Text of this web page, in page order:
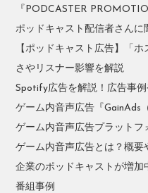
『PODCASTER
ポッドキャスト配信者さん
【ポッドキャスト広告】「
さやリスナー影響を解説
Spotify広告を解説！広告事
ゲーム内音声広告『GainAds
ゲーム内音声広告プラットフ
ゲーム内音声広告とは？概要
企業のポッドキャストが増
番組事例